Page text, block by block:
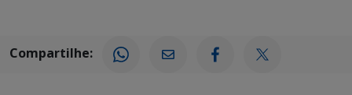
Compartilhe: